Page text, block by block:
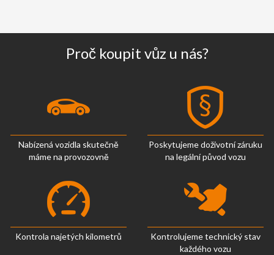
Proč koupit vůz u nás?
Nabízená vozidla skutečně
máme na provozovně
Poskytujeme doživotní záruku
na legální původ vozu
Kontrola najetých kilometrů
Kontrolujeme technický stav
každého vozu